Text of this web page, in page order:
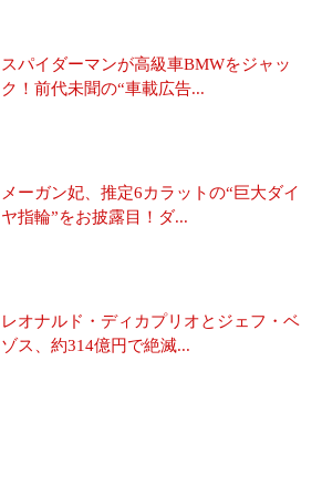
スパイダーマンが高級車BMWをジャッ
ク！前代未聞の“車載広告...
メーガン妃、推定6カラットの“巨大ダイ
ヤ指輪”をお披露目！ダ...
レオナルド・ディカプリオとジェフ・ベ
ゾス、約314億円で絶滅...